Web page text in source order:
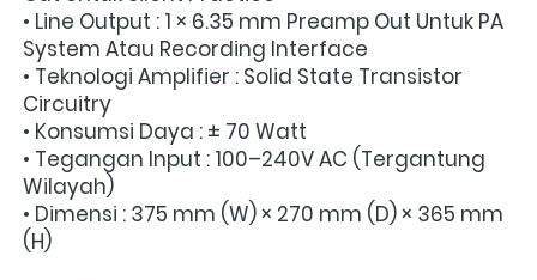
• Line Output : 1 × 6.35 mm Preamp Out Untuk PA
System Atau Recording Interface
• Teknologi Amplifier : Solid State Transistor
Circuitry
• Konsumsi Daya : ± 70 Watt
• Tegangan Input : 100–240V AC (Tergantung
Wilayah)
• Dimensi : 375 mm (W) × 270 mm (D) × 365 mm
(H)